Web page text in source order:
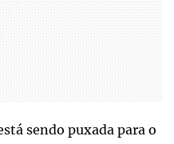
sendo puxada para o